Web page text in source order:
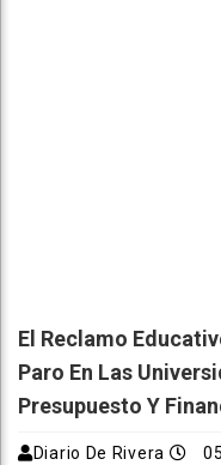
El Reclamo
Paro En Las
Presupuesto Y
Diario De Rivera